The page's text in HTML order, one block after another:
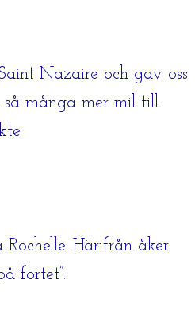
Nazaire och gav oss
många mer mil till
Härifrån åker
fortet”.